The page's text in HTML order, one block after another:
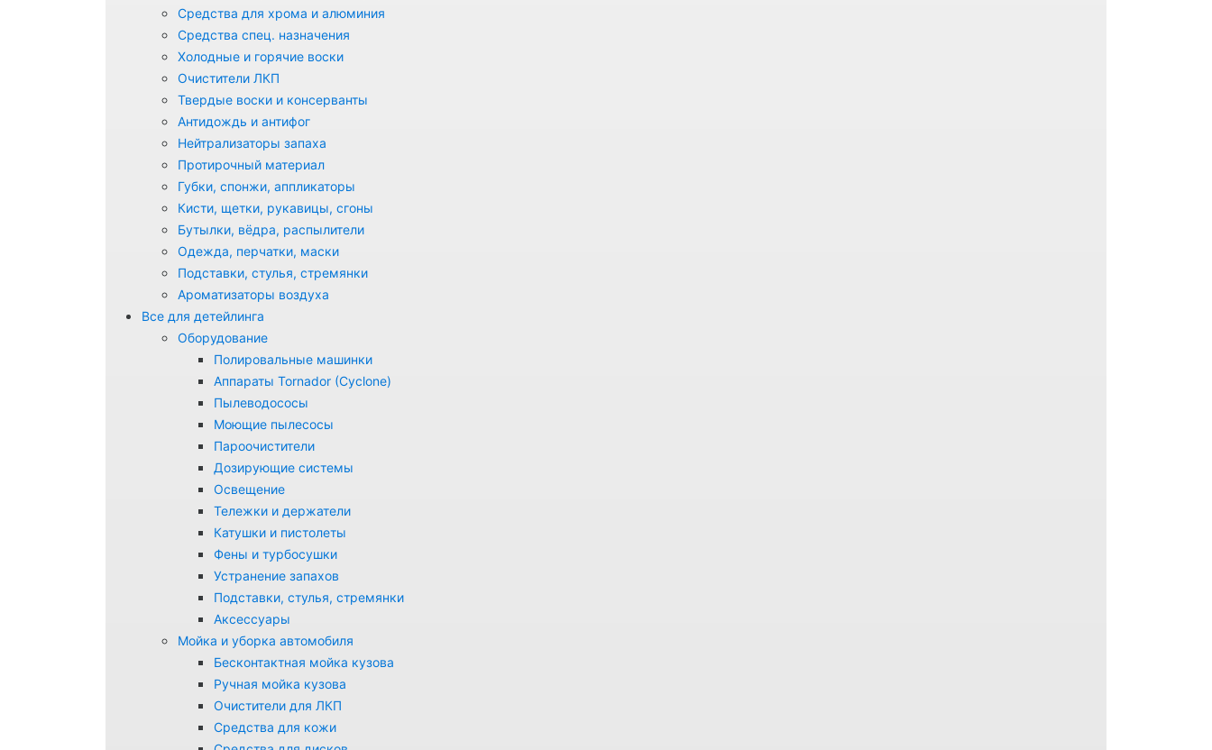
Средства для хрома и алюминия
Средства спец. назначения
Холодные и горячие воски
Очистители ЛКП
Твердые воски и консерванты
Антидождь и антифог
Нейтрализаторы запаха
Протирочный материал
Губки, спонжи, аппликаторы
Кисти, щетки, рукавицы, сгоны
Бутылки, вёдра, распылители
Одежда, перчатки, маски
Подставки, стулья, стремянки
Ароматизаторы воздуха
Все для детейлинга
Оборудование
Полировальные машинки
Аппараты Tornador (Cyclone)
Пылеводососы
Моющие пылесосы
Пароочистители
Дозирующие системы
Освещение
Тележки и держатели
Катушки и пистолеты
Фены и турбосушки
Устранение запахов
Подставки, стулья, стремянки
Аксессуары
Мойка и уборка автомобиля
Бесконтактная мойка кузова
Ручная мойка кузова
Очистители для ЛКП
Средства для кожи